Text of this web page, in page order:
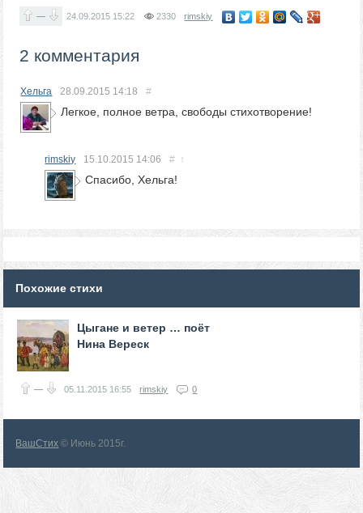
— 24.09.2015 15:22 2330 rimskiy
2 комментария
Хельга 28.09.2015 14:18 #
Легкое, полное ветра, свободы стихотворение!
rimskiy 15.10.2015 14:06 # ↑
Спасибо, Хельга!
Похожие стихи
Цыгане и ветер … поёт
Нина Вереск
— 05.11.2015 16:55 rimskiy 0
ВашСтих © Июнь 2015г.